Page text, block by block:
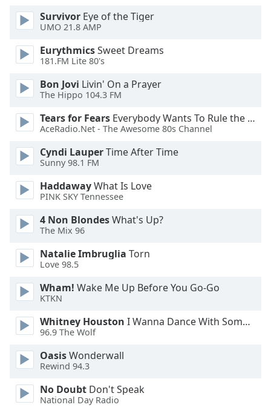
Size
Edge
Style
Font
Family
Reset
Close
Modal
dialog
window.
Survivor Eye of the Tiger
UMO 21.8 AMP
EurythmicsSweet Dreams
181.FM Lite 80's
Bon Jovi Livin' On a Prayer
The Hippo 104.3 FM
Tears for Fears Everybody Wants To Rule the World
AceRadio.Net - The Awesome 80s Channel
Cyndi LauperTime After Time
Sunny 98.1 FM
HaddawayWhat Is Love
PINK SKY Tennessee
4 Non BlondesWhat's Up?
The Mix 96
Natalie Imbruglia Torn
Love 98.5
Wham! Wake Me Up Before You Go-Go
KTKN
Whitney Houston I Wanna Dance With Somebody
96.9 The Wolf
OasisWonderwall
Rewind 94.3
No Doubt Don't Speak
National Day Radio